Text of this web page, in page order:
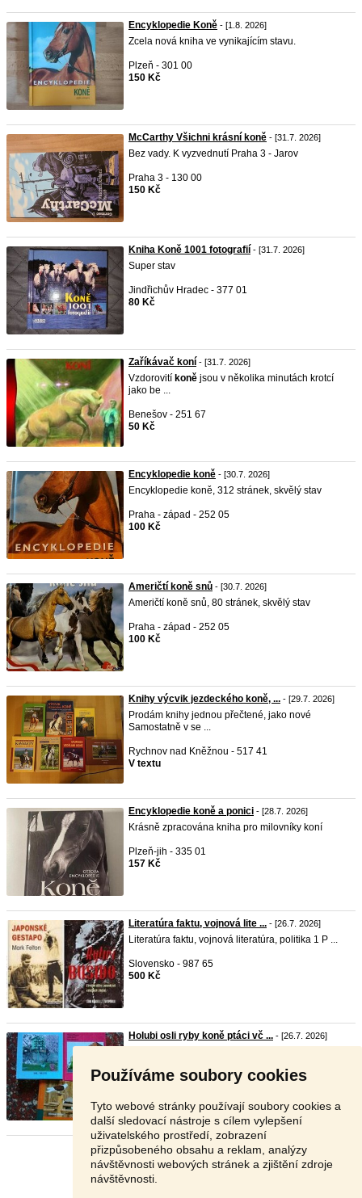
Používáme soubory cookies
Tyto webové stránky používají soubory cookies a
další sledovací nástroje s cílem vylepšení
uživatelského prostředí, zobrazení
přizpůsobeného obsahu a reklam, analýzy
návštěvnosti webových stránek a zjištění zdroje
návštěvnosti.
Encyklopedie Koně - [1.8. 2026]
Zcela nová kniha ve vynikajícím stavu.
Plzeň - 301 00
150 Kč
McCarthy Všichni krásní koně - [31.7. 2026]
Bez vady. K vyzvednutí Praha 3 - Jarov
Praha 3 - 130 00
150 Kč
Kniha Koně 1001 fotografií - [31.7. 2026]
Super stav
Jindřichův Hradec - 377 01
80 Kč
Zaříkávač koní - [31.7. 2026]
Vzdorovití koně jsou v několika minutách krotcí
jako be ...
Benešov - 251 67
50 Kč
Encyklopedie koně - [30.7. 2026]
Encyklopedie koně, 312 stránek, skvělý stav
Praha - západ - 252 05
100 Kč
Američtí koně snů - [30.7. 2026]
Američtí koně snů, 80 stránek, skvělý stav
Praha - západ - 252 05
100 Kč
Knihy výcvik jezdeckého koně, ... - [29.7. 2026]
Prodám knihy jednou přečtené, jako nové
Samostatně v se ...
Rychnov nad Kněžnou - 517 41
V textu
Encyklopedie koně a ponici - [28.7. 2026]
Krásně zpracována kniha pro milovníky koní
Plzeň-jih - 335 01
157 Kč
Literatúra faktu, vojnová lite ... - [26.7. 2026]
Literatúra faktu, vojnová literatúra, politika 1 P ...
Slovensko - 987 65
500 Kč
Holubi osli ryby koně ptáci vč ... - [26.7. 2026]
1 Kč
Stránka: 1 2 3 Další